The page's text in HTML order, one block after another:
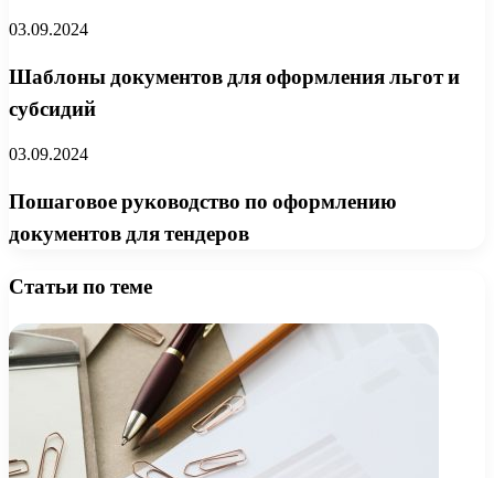
03.09.2024
Шаблоны документов для оформления льгот и
субсидий
03.09.2024
Пошаговое руководство по оформлению
документов для тендеров
Статьи по теме